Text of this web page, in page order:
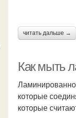
читать дальше →
Как мыть
которые
которые